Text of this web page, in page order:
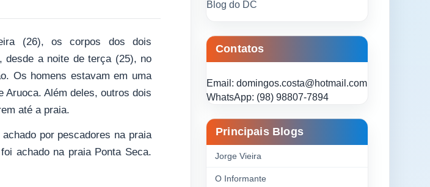
(26), os corpos dos dois
desde a noite de terça (25), no
Os homens estavam em uma
Aruoca. Além deles, outros dois
até a praia.
por pescadores na praia
achado na praia Ponta Seca.
Blog do DC
Contatos
Email: domingos.costa@hotmail.com
WhatsApp: (98) 98807-7894
Principais Blogs
Jorge Vieira
O Informante